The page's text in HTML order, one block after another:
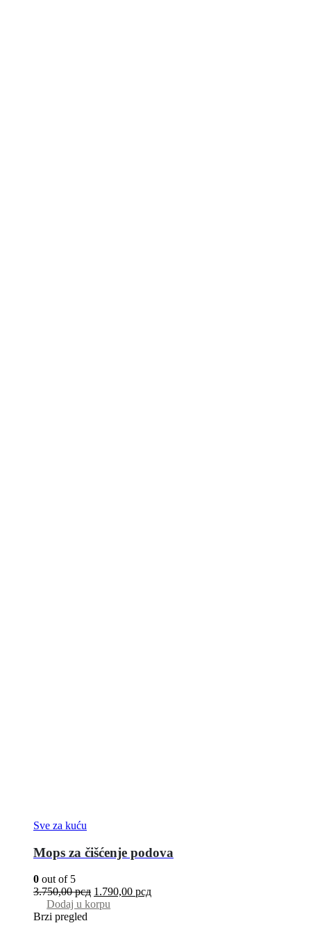
Sve za kuću
Mops za čišćenje podova
0 out of 5
3.750,00рсд 1.790,00 рсд
Dodaj u korpu
Brzi pregled